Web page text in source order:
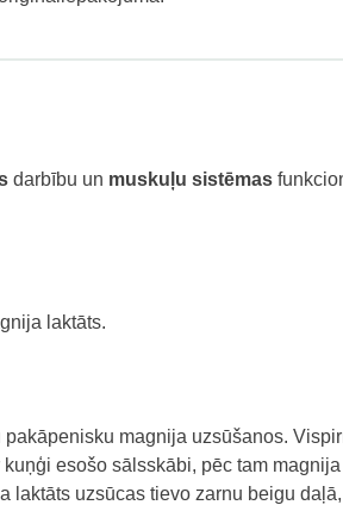
darbību un muskuļu sistēmas
laktāts.
magnija uzsūšanos.
esošo sālsskābi, pēc tam
laktāts uzsūcas tievo zarnu beigu